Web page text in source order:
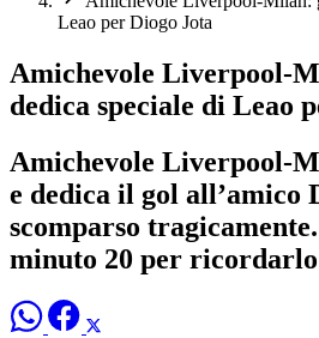
Leao per Diogo Jota
Amichevole Liverpool-
dedica speciale di Leao
Amichevole Liverpool-
e dedica il gol all’amico
scomparso
minuto 20 per ricordarlo